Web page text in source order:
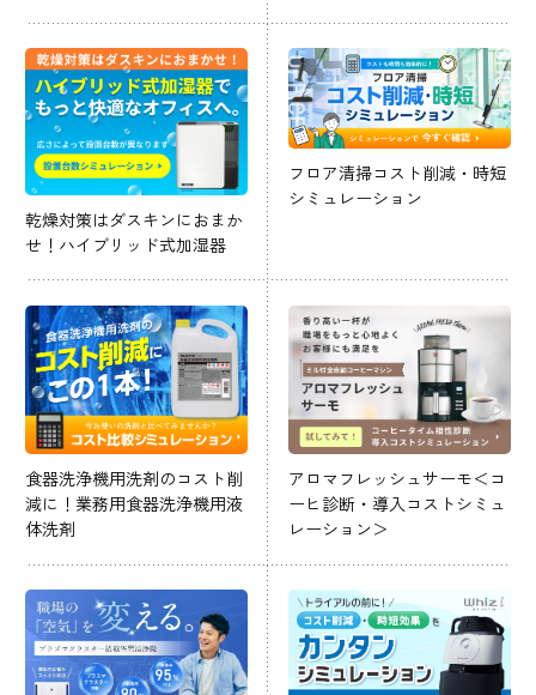
乾燥対策はダスキンにおまか
せ！ハイブリッド式加湿器
フロア清掃コスト削減・時短
シミュレーション
食器洗浄機用洗剤のコスト削
減に！業務用食器洗浄機用液
体洗剤
アロマフレッシュサーモ＜コ
ーヒ診断・導入コストシミュ
レーション＞